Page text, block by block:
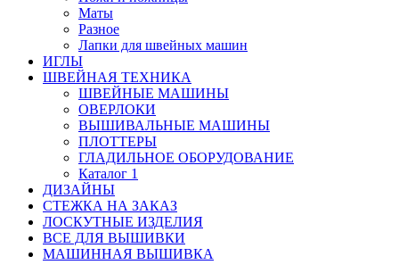
Маты
Разное
Лапки для швейных машин
ИГЛЫ
ШВЕЙНАЯ ТЕХНИКА
ШВЕЙНЫЕ МАШИНЫ
ОВЕРЛОКИ
ВЫШИВАЛЬНЫЕ МАШИНЫ
ПЛОТТЕРЫ
ГЛАДИЛЬНОЕ ОБОРУДОВАНИЕ
Каталог 1
ДИЗАЙНЫ
СТЕЖКА НА ЗАКАЗ
ЛОСКУТНЫЕ ИЗДЕЛИЯ
ВСЕ ДЛЯ ВЫШИВКИ
МАШИННАЯ ВЫШИВКА